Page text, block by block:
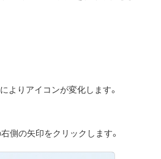
よりアイコンが変化します。
側の矢印をクリックします。